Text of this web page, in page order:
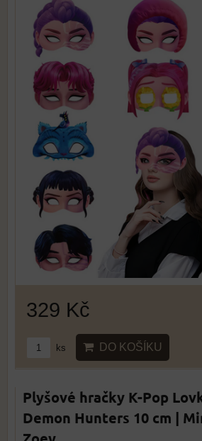
329 Kč
ks DO KOŠÍKU
Plyšové hračky K-Pop
Demon Hunters 10 cm |